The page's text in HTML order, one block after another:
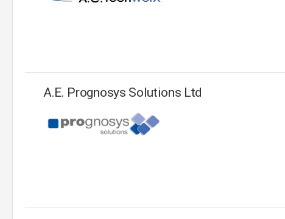
A.E. Prognosys Solutions Ltd